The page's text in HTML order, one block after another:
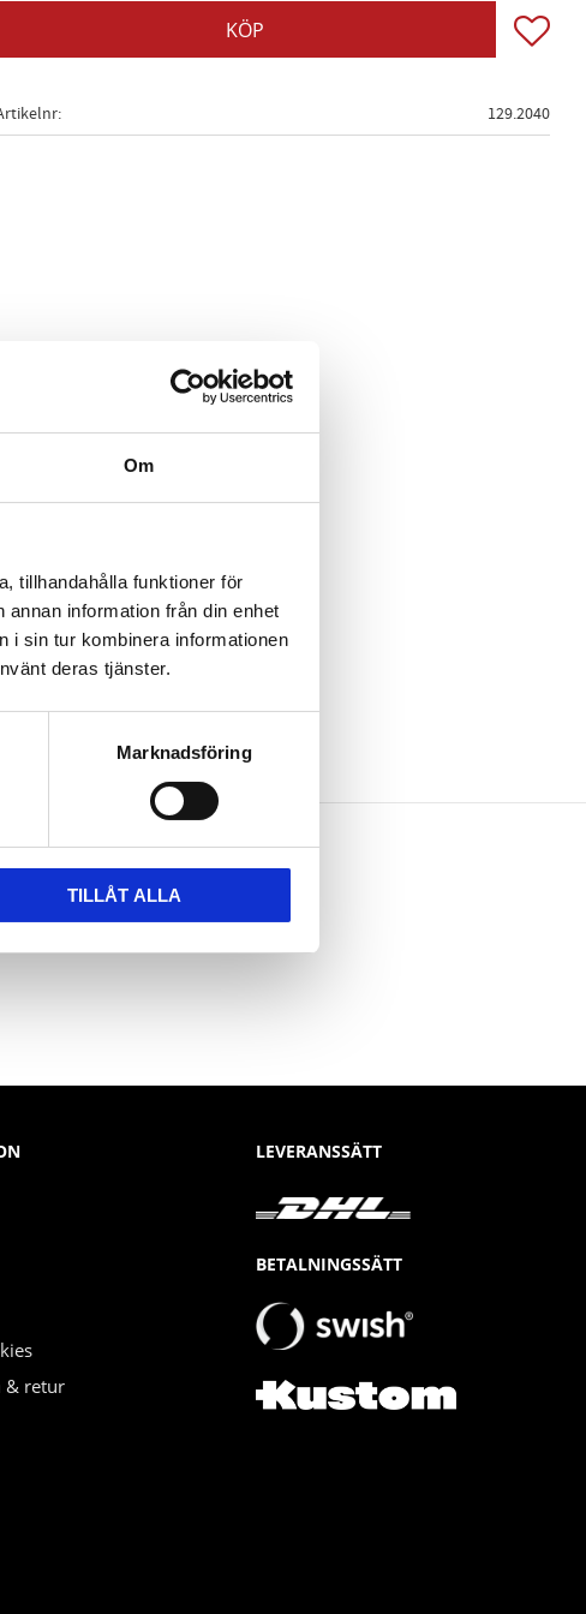
Om
tillhandahålla funktioner för
information från din enhet
i sin tur kombinera informationen
deras tjänster.
Marknadsföring
TILLÅT ALLA
KÖP Lägg
129.2040
& retur
LEVERANSSÄTT
BETALNINGSSÄTT